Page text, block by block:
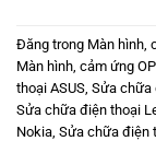
Đăng trong Màn hình,
Màn hình, cảm ứng
thoại ASUS Sửa chữa
Sửa chữa điện thoại
Nokia Sửa chữa điện